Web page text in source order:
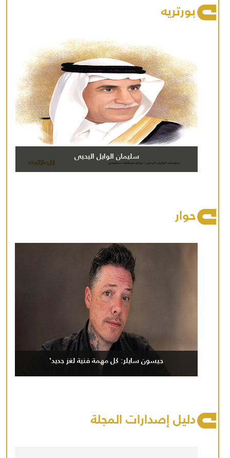
بورتريه
سليمان الوايل اليحيى
حوار
جيسون سايلر: كل مهمة فنية لغز جديد'
دليل إصدارات المجلة